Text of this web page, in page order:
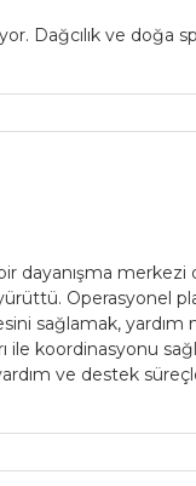
Dağcılık ve doğa
dayanışma merkezi
Operasyonel
sağlamak,
ile koordinasyonu
ve destek